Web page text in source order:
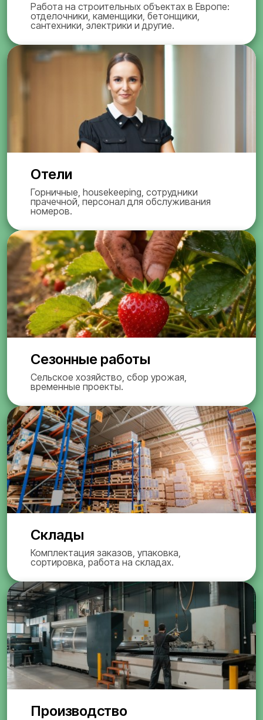
Работа на строительных объектах в Европе:
отделочники, каменщики, бетонщики,
сантехники, электрики и другие.
Отели
Горничные, housekeeping, сотрудники
прачечной, персонал для обслуживания
номеров.
Сезонные работы
Сельское хозяйство, сбор урожая,
временные проекты.
Склады
Комплектация заказов, упаковка,
сортировка, работа на складах.
Производство